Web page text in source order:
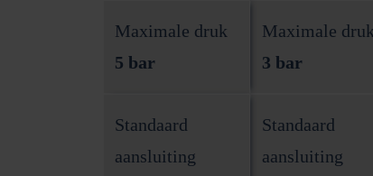
Maximale druk
5 bar
Maximale druk
3 bar
Standaard
aansluiting
Standaard
aansluiting